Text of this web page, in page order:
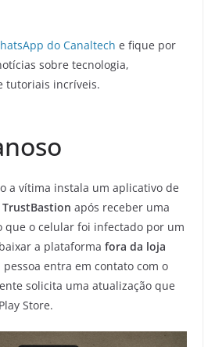
do Canaltech e fique por
sobre tecnologia,
tutoriais incríveis.
a vítima instala um aplicativo de
TrustBastion após receber uma
que o celular foi infectado por um
a plataforma fora da loja
pessoa entra em contato com o
solicita uma atualização que
Store.